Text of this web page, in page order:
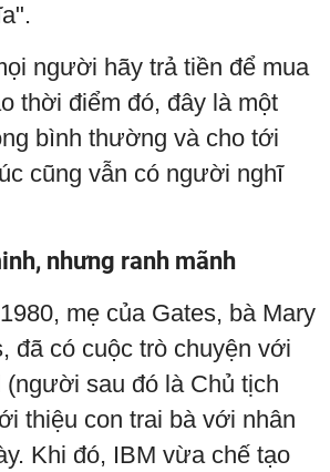
người hãy trả tiền để mua
thời điểm đó, đây là một
bình thường và cho tới
cũng vẫn có người nghĩ
nhưng ranh mãnh
mẹ của Gates, bà Mary
đã có cuộc trò chuyện với
(người sau đó là Chủ tịch
thiệu con trai bà với nhân
Khi đó, IBM vừa chế tạo